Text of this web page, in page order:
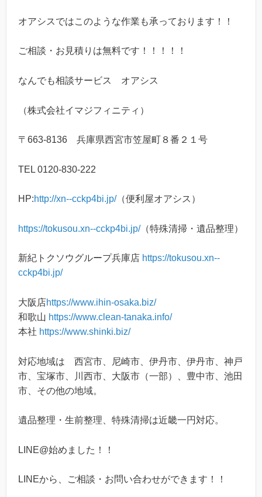
オアシスではこのような作業も承っております！！
ご相談・お見積りは無料です！！！！！
なんでも相談サービス オアシス
（株式会社イマジフィニティ）
〒663-8136 兵庫県西宮市笠屋町８番２１号
TEL 0120-830-222
HP:http://xn--cckp4bi.jp/（便利屋オアシス）
https://tokusou.xn--cckp4bi.jp/（特殊清掃・遺品整理）
新紀トクソウグループ兵庫店 https://tokusou.xn--
cckp4bi.jp/
大阪店https://www.ihin-osaka.biz/
和歌山 https://www.clean-tanaka.info/
本社 https://www.shinki.biz/
対応地域は 西宮市、尼崎市、伊丹市、伊丹市、神戸
市、宝塚市、川西市、大阪市（一部）、豊中市、池田
市、その他の地域。
遺品整理・生前整理、特殊清掃は近畿一円対応。
LINE@始めました！！
LINEから、ご相談・お問い合わせができます！！